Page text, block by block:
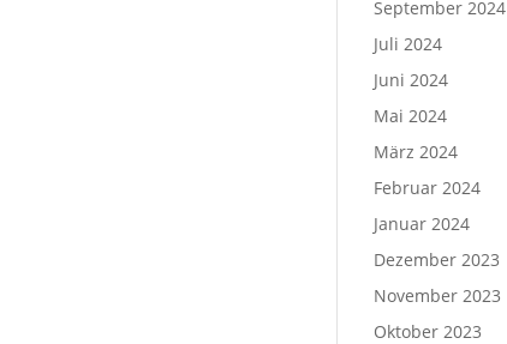
September 2024
Juli 2024
Juni 2024
Mai 2024
März 2024
Februar 2024
Januar 2024
Dezember 2023
November 2023
Oktober 2023